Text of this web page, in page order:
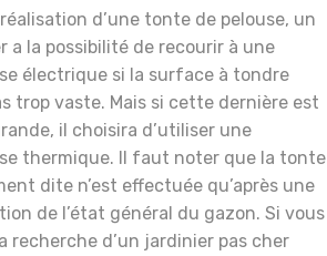
d’une tonte de pelouse, un
a la possibilité de recourir à une
électrique si la surface à tondre
trop vaste. Mais si cette dernière est
il choisira d’utiliser une
thermique. Il faut noter que la tonte
dite n’est effectuée qu’après une
de l’état général du gazon. Si vous
recherche d’un jardinier pas cher